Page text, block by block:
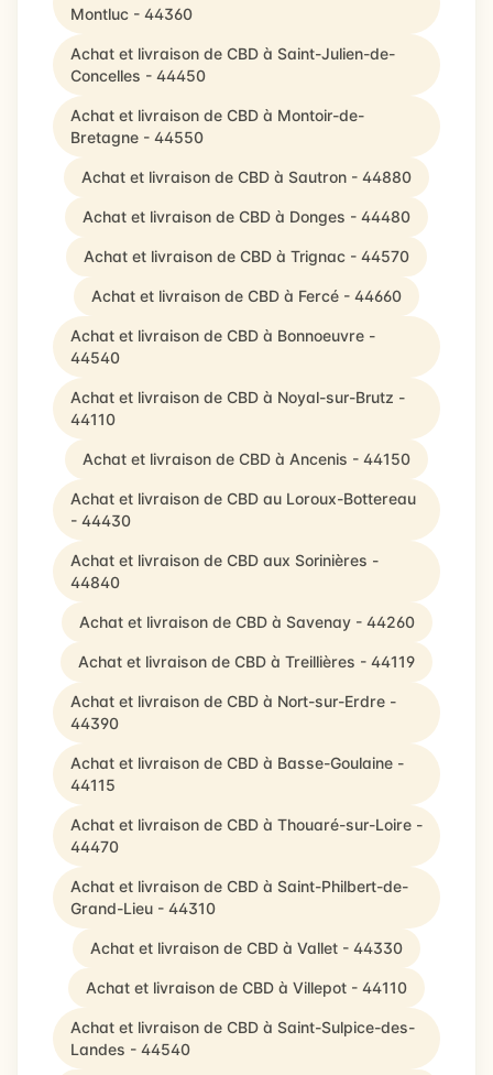
Montluc - 44360
Achat et livraison de CBD à Saint-Julien-de-
Concelles - 44450
Achat et livraison de CBD à Montoir-de-
Bretagne - 44550
Achat et livraison de CBD à Sautron - 44880
Achat et livraison de CBD à Donges - 44480
Achat et livraison de CBD à Trignac - 44570
Achat et livraison de CBD à Fercé - 44660
Achat et livraison de CBD à Bonnoeuvre -
44540
Achat et livraison de CBD à Noyal-sur-Brutz -
44110
Achat et livraison de CBD à Ancenis - 44150
Achat et livraison de CBD au Loroux-Bottereau
- 44430
Achat et livraison de CBD aux Sorinières -
44840
Achat et livraison de CBD à Savenay - 44260
Achat et livraison de CBD à Treillières - 44119
Achat et livraison de CBD à Nort-sur-Erdre -
44390
Achat et livraison de CBD à Basse-Goulaine -
44115
Achat et livraison de CBD à Thouaré-sur-Loire -
44470
Achat et livraison de CBD à Saint-Philbert-de-
Grand-Lieu - 44310
Achat et livraison de CBD à Vallet - 44330
Achat et livraison de CBD à Villepot - 44110
Achat et livraison de CBD à Saint-Sulpice-des-
Landes - 44540